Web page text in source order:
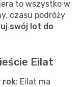
to wszystko w
czasu podróży
swój lot do
Eilat
rok: Eilat ma